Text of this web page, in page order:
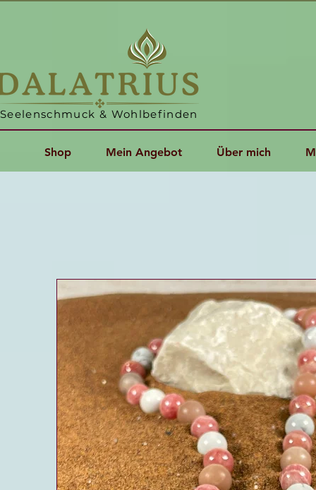
Seelenschmuck & Wohlbefinden
Shop Mein Angebot Über mich